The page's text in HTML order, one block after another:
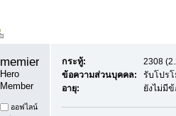
memieray1
Hero
Member
ออฟไลน์
กระทู้:
2308
ข้อความส่วนบุคคล:
รับโปร
อายุ:
ยังไม่มี